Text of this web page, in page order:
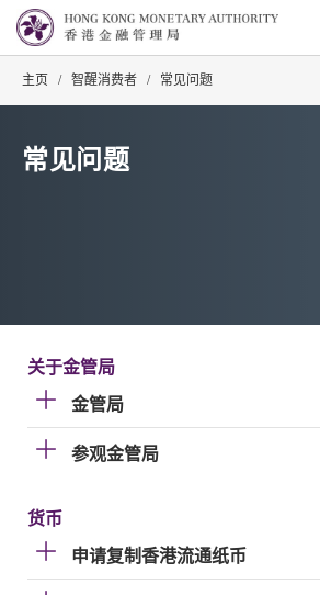
主页 / 智醒消费者 / 常见问题
常见问题
关于金管局
金管局
参观金管局
货币
申请复制香港流通纸币